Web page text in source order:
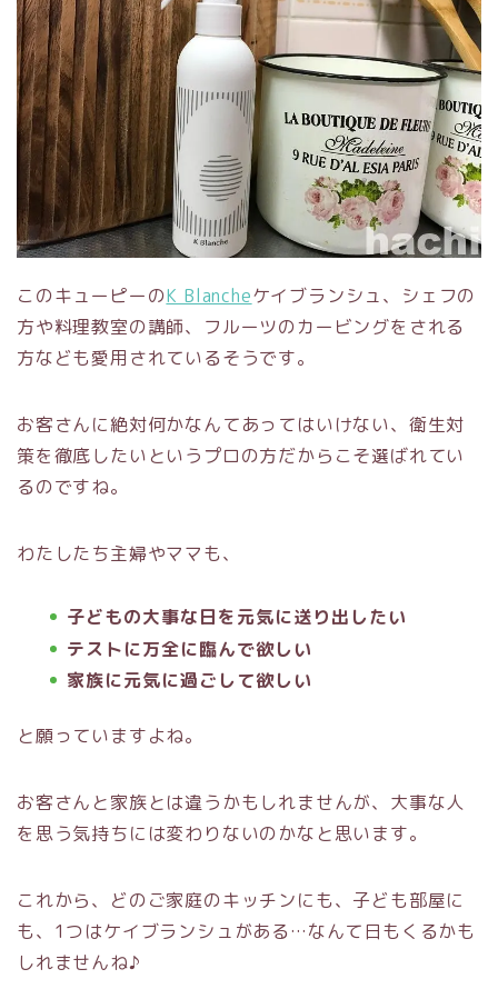
このキューピーのK Blancheケイブランシュ、シェフの
方や料理教室の講師、フルーツのカービングをされる
方なども愛用されているそうです。
お客さんに絶対何かなんてあってはいけない、衛生対
策を徹底したいというプロの方だからこそ選ばれてい
るのですね。
わたしたち主婦やママも、
子どもの大事な日を元気に送り出したい
テストに万全に臨んで欲しい
家族に元気に過ごして欲しい
と願っていますよね。
お客さんと家族とは違うかもしれませんが、大事な人
を思う気持ちには変わりないのかなと思います。
これから、どのご家庭のキッチンにも、子ども部屋に
も、1つはケイブランシュがある…なんて日もくるかも
しれませんね♪